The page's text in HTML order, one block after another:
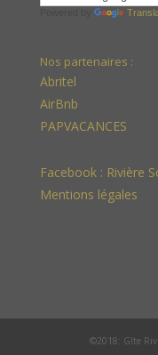
Nos partenaires :
Abritel
AirBnb
PAPVACANCES
Facebook : Rivière
Mentions légales
©2018: Gîte